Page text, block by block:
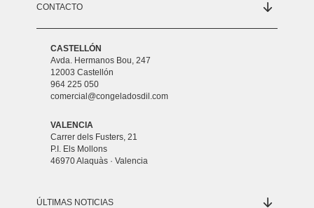
CONTACTO
CASTELLÓN
Avda. Hermanos Bou, 247
12003 Castellón
964 225 050
comercial@congeladosdil.com
VALENCIA
Carrer dels Fusters, 21
P.I. Els Mollons
46970 Alaquàs · Valencia
ÚLTIMAS NOTICIAS